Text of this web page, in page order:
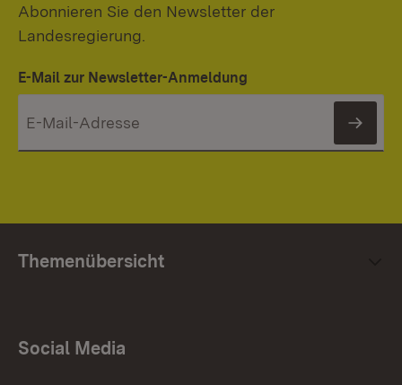
Abonnieren Sie den Newsletter der
Landesregierung.
E-Mail zur Newsletter-Anmeldung
Themenübersicht
Social Media